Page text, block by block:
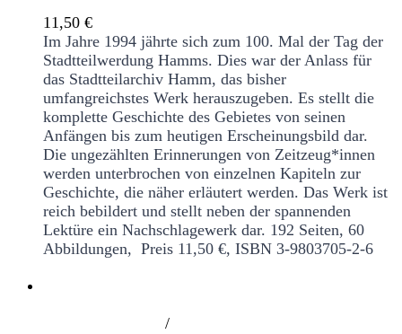
11,50 €
Im Jahre 1994 jährte sich zum 100. Mal der Tag der
Stadtteilwerdung Hamms. Dies war der Anlass für
das Stadtteilarchiv Hamm, das bisher
umfangreichstes Werk herauszugeben. Es stellt die
komplette Geschichte des Gebietes von seinen
Anfängen bis zum heutigen Erscheinungsbild dar.
Die ungezählten Erinnerungen von Zeitzeug*innen
werden unterbrochen von einzelnen Kapiteln zur
Geschichte, die näher erläutert werden. Das Werk ist
reich bebildert und stellt neben der spannenden
Lektüre ein Nachschlagewerk dar. 192 Seiten, 60
Abbildungen, Preis 11,50 €, ISBN 3-9803705-2-6
/